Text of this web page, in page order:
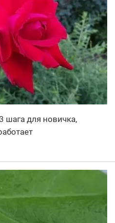
шага для новичка,